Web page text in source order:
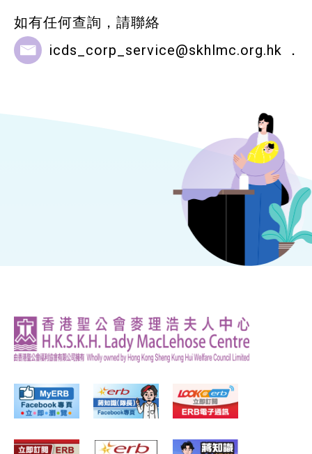
如有任何查詢，請聯絡
icds_corp_service@skhlmc.org.hk ．